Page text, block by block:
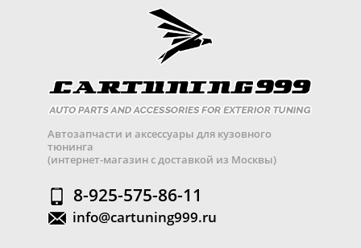
Автозапчасти и аксессуары для кузовного
тюнинга
(интернет-магазин с доставкой из Москвы)
8-925-575-86-11
info@cartuning999.ru